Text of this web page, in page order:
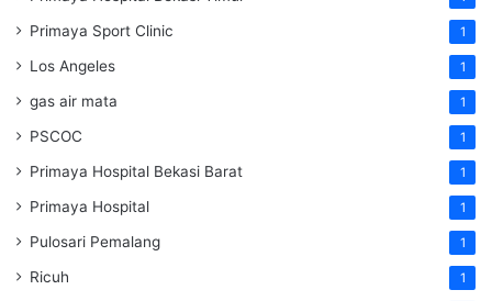
Primaya Sport Clinic 1
Los Angeles 1
gas air mata 1
PSCOC 1
Primaya Hospital Bekasi Barat 1
Primaya Hospital 1
Pulosari Pemalang 1
Ricuh 1